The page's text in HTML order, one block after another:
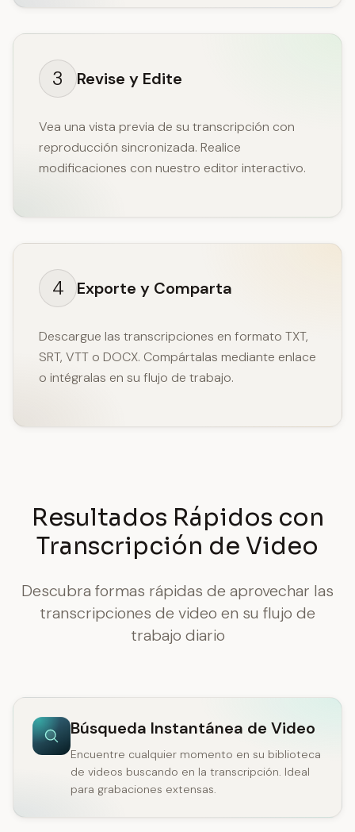
3 Revise y Edite
Vea una vista previa de su transcripción con
reproducción sincronizada. Realice
modificaciones con nuestro editor interactivo.
4 Exporte y Comparta
Descargue las transcripciones en formato TXT,
SRT, VTT o DOCX. Compártalas mediante enlace
o intégralas en su flujo de trabajo.
Resultados Rápidos con
Transcripción de Video
Descubra formas rápidas de aprovechar las
transcripciones de video en su flujo de
trabajo diario
Búsqueda Instantánea de Video
Encuentre cualquier momento en su biblioteca
de videos buscando en la transcripción. Ideal
para grabaciones extensas.